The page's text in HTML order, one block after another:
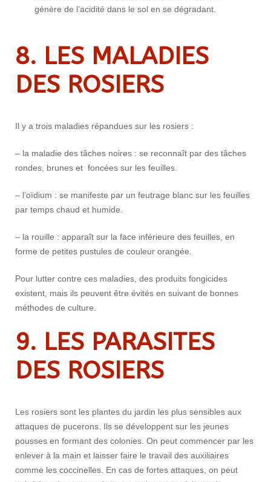
génère de l’acidité dans le sol en se dégradant.
8. LES MALADIES
DES ROSIERS
Il y a trois maladies répandues sur les rosiers :
– la maladie des tâches noires : se reconnaît par des tâches
rondes, brunes et foncées sur les feuilles.
– l’oïdium : se manifeste par un feutrage blanc sur les feuilles
par temps chaud et humide.
– la rouille : apparaît sur la face inférieure des feuilles, en
forme de petites pustules de couleur orangée.
Pour lutter contre ces maladies, des produits fongicides
existent, mais ils peuvent être évités en suivant de bonnes
méthodes de culture.
9. LES PARASITES
DES ROSIERS
Les rosiers sont les plantes du jardin les plus sensibles aux
attaques de pucerons. Ils se développent sur les jeunes
pousses en formant des colonies. On peut commencer par les
enlever à la main et laisser faire le travail des auxiliaires
comme les coccinelles. En cas de fortes attaques, on peut